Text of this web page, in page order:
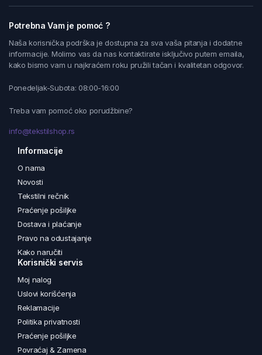
Potrebna Vam je pomoć ?
Naša korisnička podrška je dostupna za sva vaša pitanja i dodatne
informacije. Molimo vas da nas kontaktirate isključivo putem emaila,
kako bismo vam u najkraćem roku pružili tačan i kvalitetan odgovor.
Ponedeljak-Subota: 08:00-16:00
Treba vam pomoć oko porudžbine?
info@tekstilshop.rs
Informacije
O nama
Novosti
Tekstilni rečnik
Praćenje pošiljke
Dostava i plaćanje
Pravo na odustajanje
Kako naručiti
Korisnički servis
Moj nalog
Uslovi korišćenja
Reklamacije
Politika privatnosti
Praćenje pošiljke
Povraćaj & Zamena